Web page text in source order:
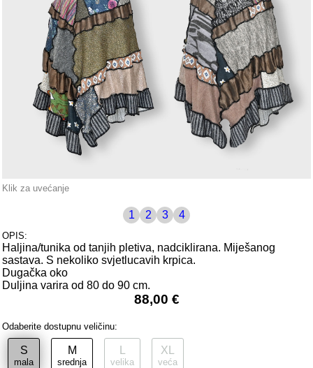
Klik za uvećanje
1 2 3 4
OPIS:
Haljina/tunika od tanjih pletiva, nadciklirana. Miješanog
sastava. S nekoliko svjetlucavih krpica.
Dugačka oko
Duljina varira od 80 do 90 cm.
88,00 €
Odaberite dostupnu veličinu:
S
mala
M
srednja velika
XL
veća